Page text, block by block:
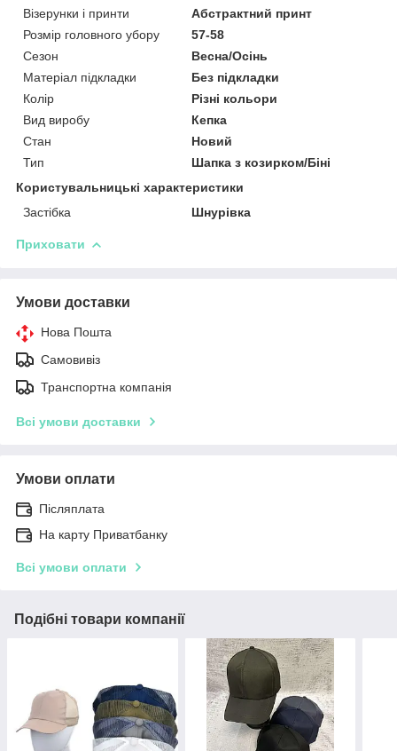
Візерунки і принти
Абстрактний принт
Розмір головного убору
57-58
Сезон
Весна/Осінь
Матеріал підкладки
Без підкладки
Колір
Різні кольори
Вид виробу
Кепка
Стан
Новий
Тип
Шапка з козирком/Біні
Користувальницькі характеристики
Застібка
Шнурівка
Приховати
Умови доставки
Нова Пошта
Самовивіз
Транспортна компанія
Всі умови доставки
Умови оплати
Післяплата
На карту Приватбанку
Всі умови оплати
Подібні товари компанії